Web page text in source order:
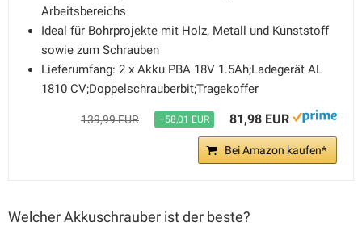
Arbeitsbereichs
Ideal für Bohrprojekte mit Holz, Metall und Kunststoff
sowie zum Schrauben
Lieferumfang: 2 x Akku PBA 18V 1.5Ah;Ladegerät AL
1810 CV;Doppelschrauberbit;Tragekoffer
139,99 EUR −58,01 EUR 81,98 EUR
Bei Amazon kaufen*
Welcher Akkuschrauber ist der beste?